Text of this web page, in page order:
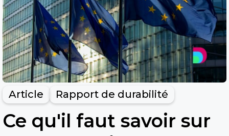
Article Rapport de durabilité
Ce qu'il faut savoir sur